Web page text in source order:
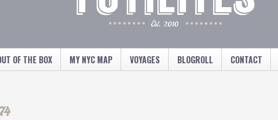
OF THE BOX MY NYC MAP VOYAGES BLOGROLL CONTACT